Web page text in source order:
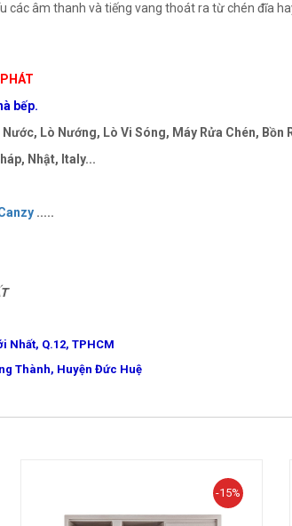
các âm thanh và tiếng vang thoát ra từ chén đĩa
bếp.
Lò Nướng, Lò Vi Sóng, Máy Rửa Chén, Bồn
Nhật, Italy...
.....
Nhất, Q.12, TPHCM
Thành, Huyện Đức Huệ
-15%